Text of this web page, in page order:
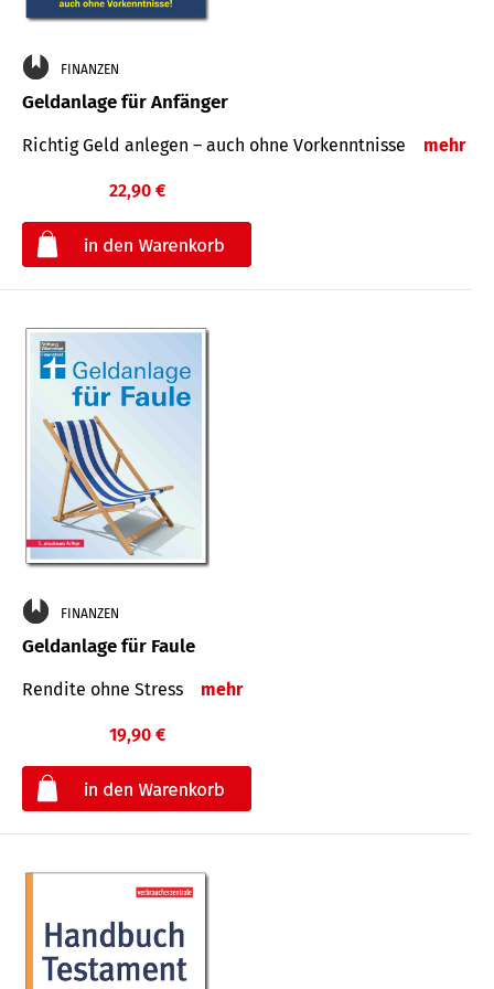
FINANZEN
Geldanlage für Anfänger
Richtig Geld anlegen – auch ohne Vorkenntnisse mehr
22,90 €
FINANZEN
Geldanlage für Faule
Rendite ohne Stress mehr
19,90 €